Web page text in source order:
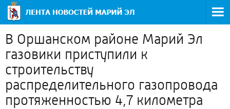
В Оршанском районе Марий Эл
газовики приступили к
строительству
распределительного газопровода
протяженностью 4,7 километра